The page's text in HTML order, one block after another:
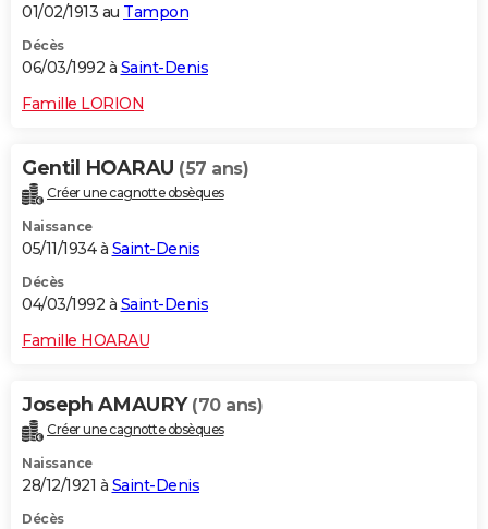
01/02/1913 au Tampon
Décès
06/03/1992 à Saint-Denis
Famille LORION
Gentil HOARAU (57 ans)
Créer une cagnotte obsèques
Naissance
05/11/1934 à Saint-Denis
Décès
04/03/1992 à Saint-Denis
Famille HOARAU
Joseph AMAURY (70 ans)
Créer une cagnotte obsèques
Naissance
28/12/1921 à Saint-Denis
Décès